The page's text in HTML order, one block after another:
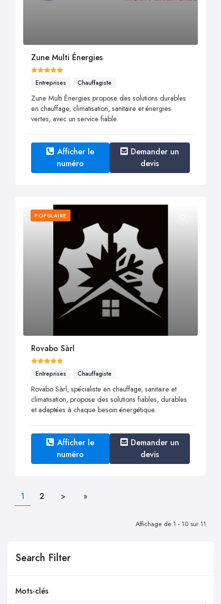
Search Filter
Mots-clés
Zune Multi Énergies
Entreprises Chauffagiste
Zune Multi Énergies propose des solutions durables
en chauffage, climatisation, sanitaire et énergies
vertes, avec un service fiable.
Afficher le
numéro
Demander un
devis
POPULAIRE
Rovabo Sàrl
Entreprises Chauffagiste
Rovabo Sàrl, spécialiste en chauffage, sanitaire et
climatisation, propose des solutions fiables, durables
et adaptées à chaque besoin énergétique.
Afficher le
numéro
Demander un
devis
1 2 > »
Affichage de 1 - 10 sur 11